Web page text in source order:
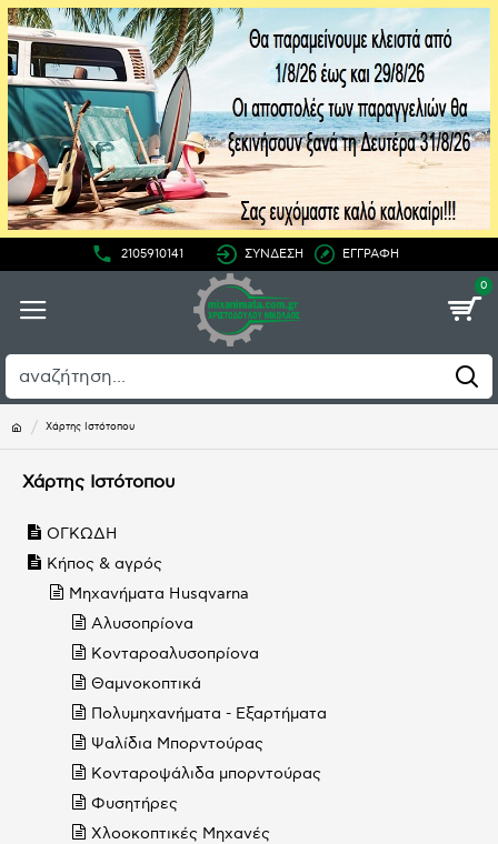
2105910141 ΣΥΝΔΕΣΗ ΕΓΓΡΑΦΗ
0
Χάρτης Ιστότοπου
Χάρτης Ιστότοπου
ΟΓΚΩΔΗ
Κήπος & αγρός
Μηχανήματα Husqvarna
Αλυσοπρίονα
Κονταροαλυσοπρίονα
Θαμνοκοπτικά
Πολυμηχανήματα - Εξαρτήματα
Ψαλίδια Μπορντούρας
Κονταροψάλιδα μπορντούρας
Φυσητήρες
Χλοοκοπτικές Μηχανές